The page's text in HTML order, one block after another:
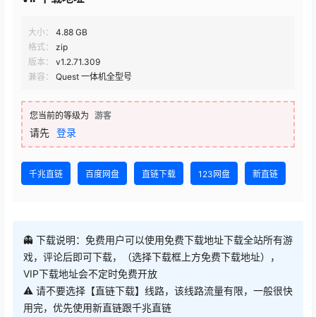
大小：
4.88 GB
格式：
zip
版本：
v1.2.71.309
兼容：
Quest 一体机全型号
您当前的等级为 游客
请先 登录
千兆直链 百度网盘 直链下载 123网盘 新直链
👻 下载说明：免费用户可以使用免费下载地址下载全站所有游
戏，评论后即可下载，（选择下载框上方免费下载地址），
VIP下载地址会不定时免费开放
⚠ 请不要选择【直链下载】线路，该线路流量有限，一般很快
用完，优先使用新直链跟千兆直链